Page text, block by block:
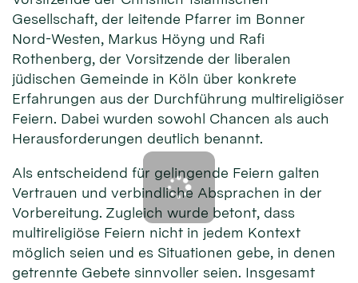
Gesellschaft, der leitende Pfarrer im Bonner
Nord-Westen, Markus Höyng und Rafi
Rothenberg, der Vorsitzende der liberalen
jüdischen Gemeinde in Köln über konkrete
Erfahrungen aus der Durchführung multireligiöser
Feiern. Dabei wurden sowohl Chancen als auch
Herausforderungen deutlich benannt.
Als entscheidend für gelingende Feiern galten
Vertrauen und verbindliche Absprachen in der
Vorbereitung. Zugleich wurde betont, dass
multireligiöse Feiern nicht in jedem Kontext
möglich seien und es Situationen gebe, in denen
getrennte Gebete sinnvoller seien. Insgesamt